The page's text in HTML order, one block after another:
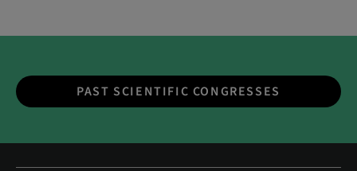
PAST SCIENTIFIC CONGRESSES